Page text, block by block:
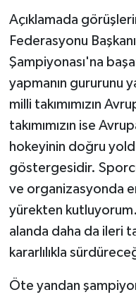
Açıklamada
Federasyonu
Şampiyonası'na
yapmanın gururunu
milli takımımızın
takımımızın ise
hokeyinin doğru
göstergesidir.
ve organizasyonda
yürekten kutluyorum.
alanda daha da ileri
kararlılıkla
Öte yandan